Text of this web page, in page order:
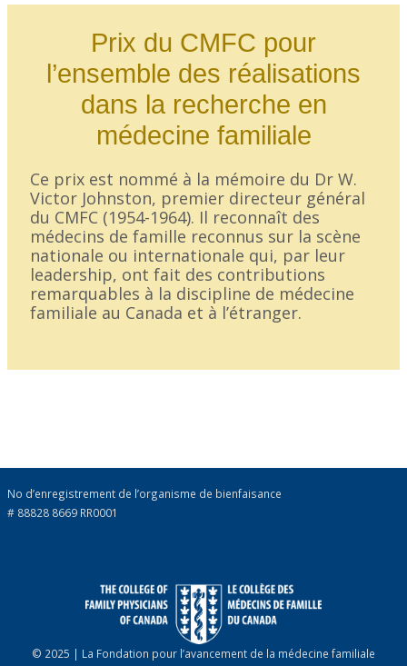
Prix du CMFC pour
l’ensemble des réalisations
dans la recherche en
médecine familiale
Ce prix est nommé à la mémoire du Dr W.
Victor Johnston, premier directeur général
du CMFC (1954-1964). Il reconnaît des
médecins de famille reconnus sur la scène
nationale ou internationale qui, par leur
leadership, ont fait des contributions
remarquables à la discipline de médecine
familiale au Canada et à l’étranger.
No d’enregistrement de l’organisme de bienfaisance
# 88828 8669 RR0001
© 2025 | La Fondation pour l’avancement de la médecine familiale